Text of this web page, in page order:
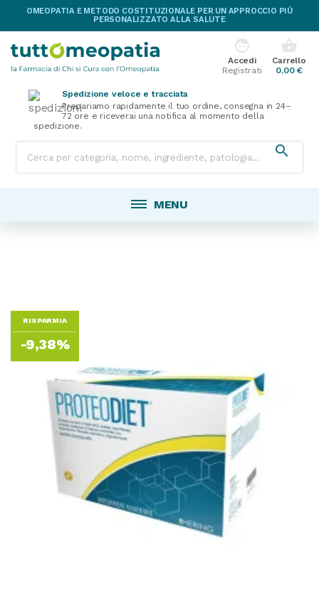
OMEOPATIA E METODO COSTITUZIONALE PER UN APPROCCIO PIÙ
PERSONALIZZATO ALLA SALUTE
shopping_basket
Carrello
0,00 €
face
Accedi
Registrati
Spedizione veloce e tracciata
Prepariamo rapidamente il tuo ordine, consegna in 24–
72 ore e riceverai una notifica al momento della
spedizione.

MENU
RISPARMIA
-9,38%